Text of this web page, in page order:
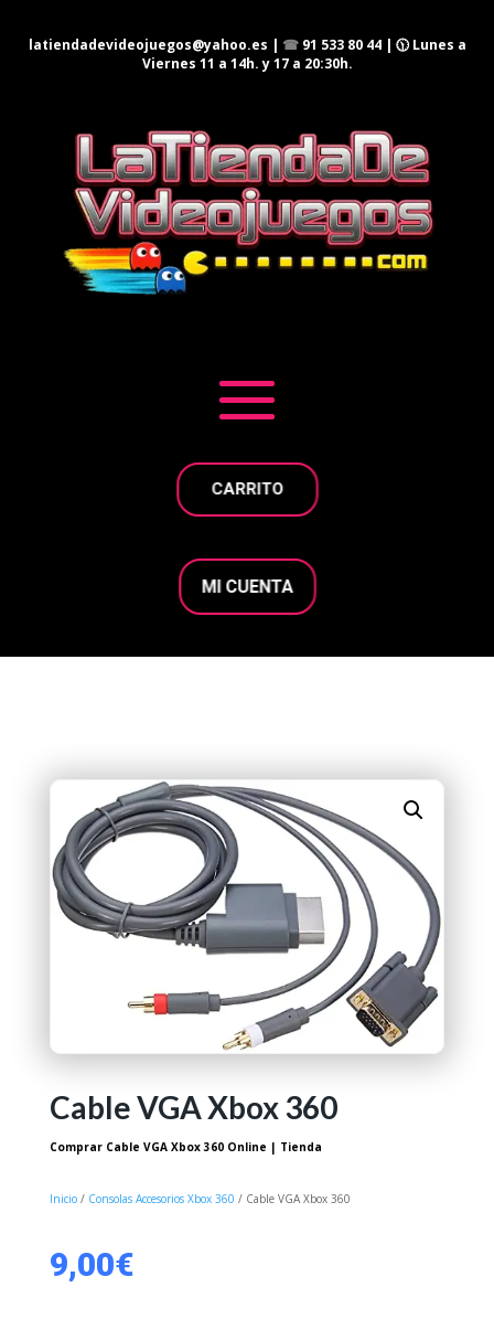
latiendadevideojuegos@yahoo.es | ☎ 91 533 80 44| 🕦 Lunes a
Viernes 11 a 14h. y 17 a 20:30h.
CARRITO
MI CUENTA
Cable VGA Xbox 360
Comprar Cable VGA Xbox 360 Online | Tienda
Inicio/ Consolas Accesorios Xbox 360 / Cable VGA Xbox 360
9,00€